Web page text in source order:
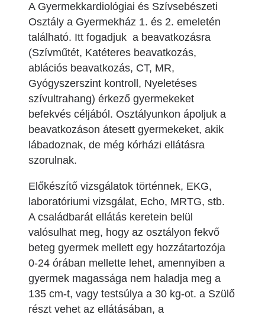
A Gyermekkardiológiai és Szívsebészeti
Osztály a Gyermekház 1. és 2. emeletén
található. Itt fogadjuk a beavatkozásra
(Szívműtét, Katéteres beavatkozás,
ablációs beavatkozás, CT, MR,
Gyógyszerszint kontroll, Nyeletéses
szívultrahang) érkező gyermekeket
befekvés céljából. Osztályunkon ápoljuk a
beavatkozáson átesett gyermekeket, akik
lábadoznak, de még kórházi ellátásra
szorulnak.
Előkészítő vizsgálatok történnek, EKG,
laboratóriumi vizsgálat, Echo, MRTG, stb.
A családbarát ellátás keretein belül
valósulhat meg, hogy az osztályon fekvő
beteg gyermek mellett egy hozzátartozója
0-24 órában mellette lehet, amennyiben a
gyermek magassága nem haladja meg a
135 cm-t, vagy testsúlya a 30 kg-ot. a Szülő
részt vehet az ellátásában, a